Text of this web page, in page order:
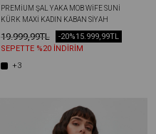
PREMIUM ŞAL YAKA MOB WİFE SUNI
KÜRK MAXI KADIN KABAN SIYAH
19.999,99TL 15.999,99TL
-20%
SEPETTE %20 İNDİRİM
+3